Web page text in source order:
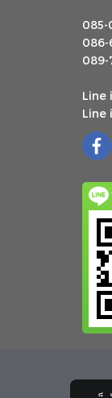
085-
086-
089-
Line
Line